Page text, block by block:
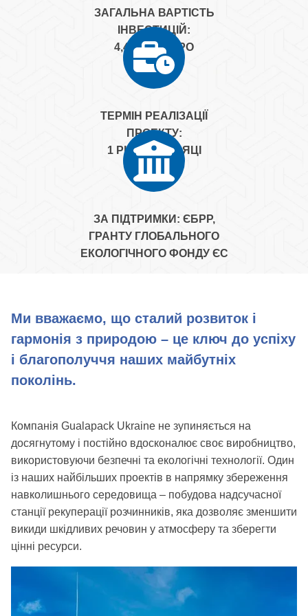
ЗАГАЛЬНА ВАРТІСТЬ
ІНВЕСТИЦІЙ:
4,4 МЛН. ЄВРО
ТЕРМІН РЕАЛІЗАЦІЇ
ПРОЕКТУ:
1 РІК ТА 3 МІСЯЦІ
ЗА ПІДТРИМКИ: ЄБРР,
ГРАНТУ ГЛОБАЛЬНОГО
ЕКОЛОГІЧНОГО ФОНДУ ЄС
Ми вважаємо, що сталий розвиток і
гармонія з природою – це ключ до успіху
і благополуччя наших майбутніх
поколінь.
Компанія Gualapack Ukraine не зупиняється на
досягнутому і постійно вдосконалює своє виробництво,
використовуючи безпечні та екологічні технології. Один
із наших найбільших проектів в напрямку збереження
навколишнього середовища – побудова надсучасної
станції рекуперації розчинників, яка дозволяє зменшити
викиди шкідливих речовин у атмосферу та зберегти
цінні ресурси.